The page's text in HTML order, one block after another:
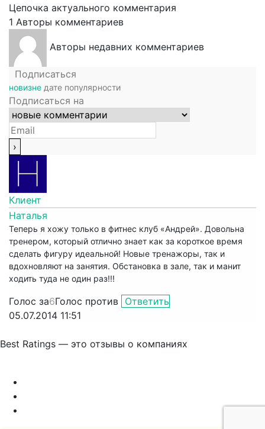
Цепочка актуального комментария
1 Авторы комментариев
Авторы недавних комментариев
Подписаться
новизне дате популярности
Подписаться на
Клиент
Наталья
Теперь я хожу только в фитнес клуб «Андрей». Довольна
тренером, который отлично знает как за короткое время
сделать фигуру идеальной! Новые тренажоры, так и
вдохновляют на занятия. Обстановка в зале, так и манит
ходить туда не один раз!!!
Голос за6Голос против Ответить
05.07.2014 11:51
Best Ratings — это отзывы о компаниях